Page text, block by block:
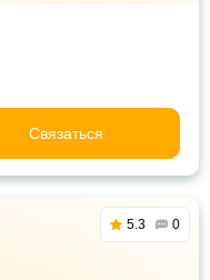
Связаться
5.3 0